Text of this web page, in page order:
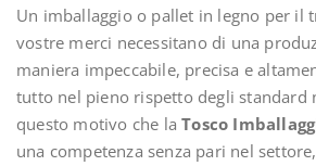
Un imballaggio o pallet in legno per il
vostre merci necessitano di una
maniera impeccabile, precisa e
tutto nel pieno rispetto degli standard
questo motivo che laTosco
una competenza senza pari nel